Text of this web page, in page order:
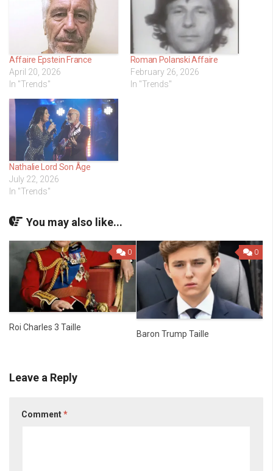
Affaire Epstein France
April 20, 2026
In "Trends"
Roman Polanski Affaire
February 26, 2026
In "Trends"
Nathalie Lord Son Âge
July 22, 2026
In "Trends"
You may also like...
0
Roi Charles 3 Taille
0
Baron Trump Taille
Leave a Reply
Comment*